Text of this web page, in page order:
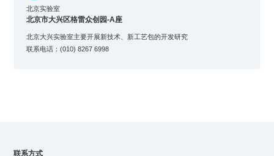
北京实验室
北京市大兴区格雷众创园-A座
北京大兴实验室主要开展新技术、新工艺包的开发研究
联系电话：(010) 8267 6998
联系方式